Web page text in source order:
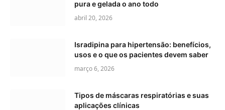
pura e gelada o ano todo
abril 20, 2026
Isradipina para hipertensão: benefícios,
usos e o que os pacientes devem saber
março 6, 2026
Tipos de máscaras respiratórias e suas
aplicações clínicas